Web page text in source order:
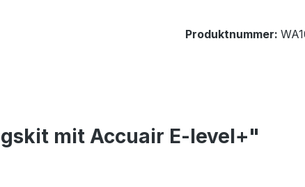
Produktnummer:
mit Accuair E-level+"